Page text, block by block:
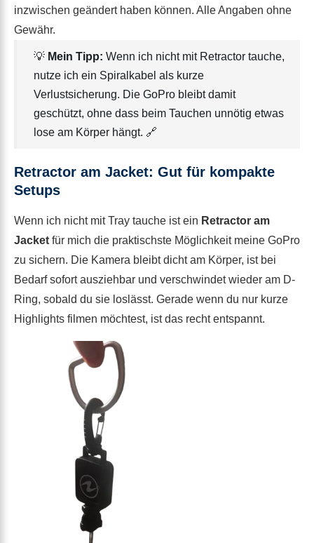
inzwischen geändert haben können. Alle Angaben ohne
Gewähr.
💡 Mein Tipp: Wenn ich nicht mit Retractor tauche,
nutze ich ein Spiralkabel als kurze
Verlustsicherung. Die GoPro bleibt damit
geschützt, ohne dass beim Tauchen unnötig etwas
lose am Körper hängt. 🔗
Retractor am Jacket: Gut für kompakte
Setups
Wenn ich nicht mit Tray tauche ist ein Retractor am
Jacket für mich die praktischste Möglichkeit meine GoPro
zu sichern. Die Kamera bleibt dicht am Körper, ist bei
Bedarf sofort ausziehbar und verschwindet wieder am D-
Ring, sobald du sie loslässt. Gerade wenn du nur kurze
Highlights filmen möchtest, ist das recht entspannt.